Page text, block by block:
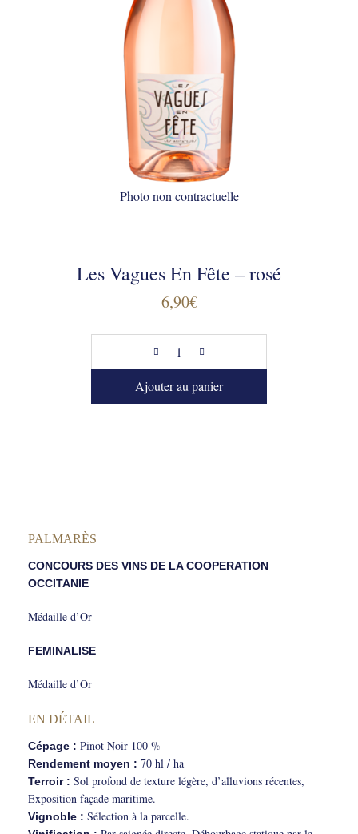
Photo non contractuelle
Les Vagues En Fête – rosé
6,90€
Ajouter au panier
PALMARÈS
CONCOURS DES VINS DE LA COOPERATION
OCCITANIE
Médaille d’Or
FEMINALISE
Médaille d’Or
EN DÉTAIL
Cépage : Pinot Noir 100 %
Rendement moyen : 70 hl / ha
Terroir : Sol profond de texture légère, d’alluvions récentes,
Exposition façade maritime.
Vignoble : Sélection à la parcelle.